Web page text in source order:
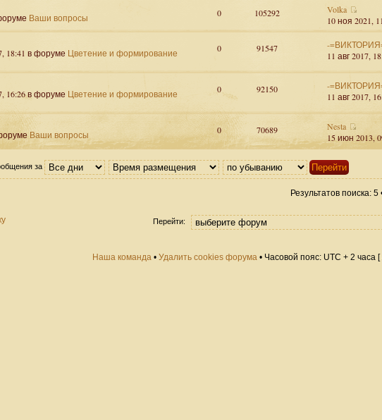
Ваши вопросы 0 105292
Volka
10 ноя 2021,
18:41 в форуме Цветение и формирование
0 91547
-
11 авг 2017,
16:26 в форуме Цветение и формирование
0 92150
-
11 авг 2017,
Ваши вопросы 0 70689
Nesta
15 июн 2013,
за
Результатов поиска:
Перейти:
Наша команда • Удалить cookies форума • Часовой пояс: UTC + 2 часа